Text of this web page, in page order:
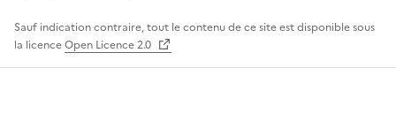
Sauf indication contraire, tout le contenu de ce site est disponible sous
la licenceOpen Licence 2.0